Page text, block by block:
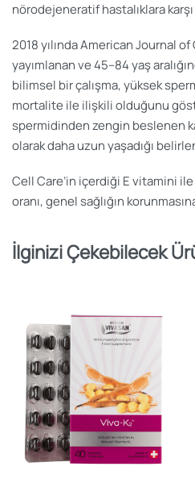
nörodejeneratif hastalıklara
2018 yılında American Journal
yayımlanan ve 45–84 yaş
bilimsel bir çalışma, yüksek
mortalite ile ilişkili olduğunu
spermidinden zengin beslenen
olarak daha uzun yaşadığı
Cell Care’in içerdiği E vitamini
oranı, genel sağlığın
İlginizi Çekebilecek